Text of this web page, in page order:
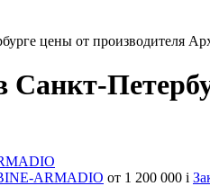
цены от производителя
Санкт-
ARMADIO от 1 200 000 i